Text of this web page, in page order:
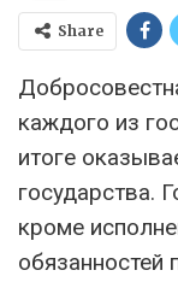
Share
каждого из
итоге
государства.
кроме
обязанностей